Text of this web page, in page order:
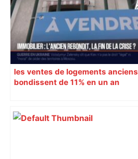
les ventes de logements anciens
bondissent de 11% en un an